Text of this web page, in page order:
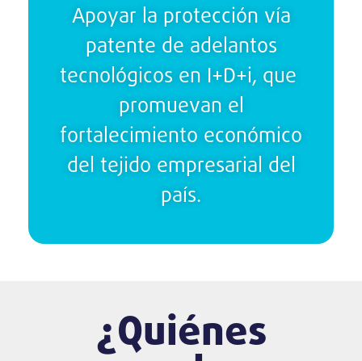
Apoyar la protección vía
patente de adelantos
tecnológicos en I+D+i, que
promuevan el
fortalecimiento económico
del tejido empresarial del
país.
¿Quiénes